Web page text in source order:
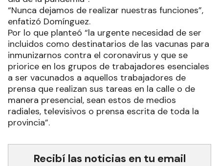
“Nunca dejamos de realizar nuestras funciones”,
enfatizó Domínguez.
Por lo que planteó “la urgente necesidad de ser
incluidos como destinatarios de las vacunas para
inmunizarnos contra el coronavirus y que se
priorice en los grupos de trabajadores esenciales
a ser vacunados a aquellos trabajadores de
prensa que realizan sus tareas en la calle o de
manera presencial, sean estos de medios
radiales, televisivos o prensa escrita de toda la
provincia”.
Recibí las noticias en tu email